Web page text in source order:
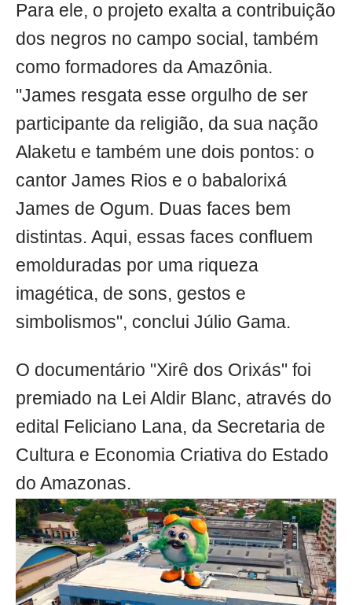
Para ele, o projeto exalta a contribuição
dos negros no campo social, também
como formadores da Amazônia.
"James resgata esse orgulho de ser
participante da religião, da sua nação
Alaketu e também une dois pontos: o
cantor James Rios e o babalorixá
James de Ogum. Duas faces bem
distintas. Aqui, essas faces confluem
emolduradas por uma riqueza
imagética, de sons, gestos e
simbolismos", conclui Júlio Gama.
O documentário "Xirê dos Orixás" foi
premiado na Lei Aldir Blanc, através do
edital Feliciano Lana, da Secretaria de
Cultura e Economia Criativa do Estado
do Amazonas.